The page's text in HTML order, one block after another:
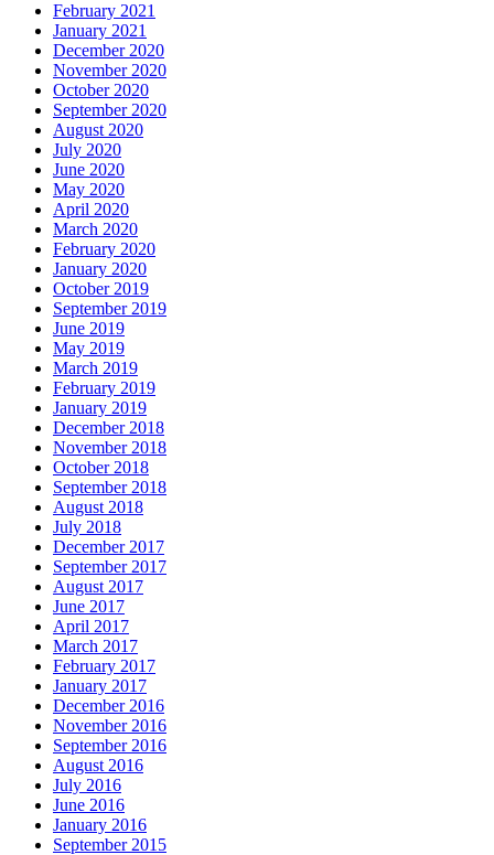
February 2021
January 2021
December 2020
November 2020
October 2020
September 2020
August 2020
July 2020
June 2020
May 2020
April 2020
March 2020
February 2020
January 2020
October 2019
September 2019
June 2019
May 2019
March 2019
February 2019
January 2019
December 2018
November 2018
October 2018
September 2018
August 2018
July 2018
December 2017
September 2017
August 2017
June 2017
April 2017
March 2017
February 2017
January 2017
December 2016
November 2016
September 2016
August 2016
July 2016
June 2016
January 2016
September 2015